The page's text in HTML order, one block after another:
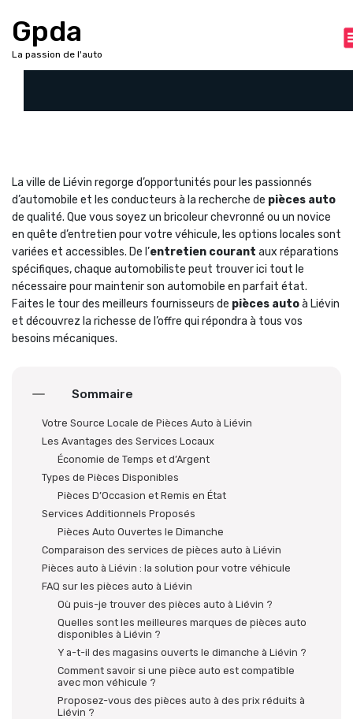
Gpda
La passion de l'auto
La ville de Liévin regorge d’opportunités pour les passionnés
d’automobile et les conducteurs à la recherche de pièces auto
de qualité. Que vous soyez un bricoleur chevronné ou un novice
en quête d’entretien pour votre véhicule, les options locales sont
variées et accessibles. De l’entretien courant aux réparations
spécifiques, chaque automobiliste peut trouver ici tout le
nécessaire pour maintenir son automobile en parfait état.
Faites le tour des meilleurs fournisseurs de pièces autoà Liévin
et découvrez la richesse de l’offre qui répondra à tous vos
besoins mécaniques.
Sommaire
Votre Source Locale de Pièces Auto à Liévin
Les Avantages des Services Locaux
Économie de Temps et d’Argent
Types de Pièces Disponibles
Pièces D’Occasion et Remis en État
Services Additionnels Proposés
Pièces Auto Ouvertes le Dimanche
Comparaison des services de pièces auto à Liévin
Pièces auto à Liévin : la solution pour votre véhicule
FAQ sur les pièces auto à Liévin
Où puis-je trouver des pièces auto à Liévin ?
Quelles sont les meilleures marques de pièces auto
disponibles à Liévin ?
Y a-t-il des magasins ouverts le dimanche à Liévin ?
Comment savoir si une pièce auto est compatible
avec mon véhicule ?
Proposez-vous des pièces auto à des prix réduits à
Liévin ?